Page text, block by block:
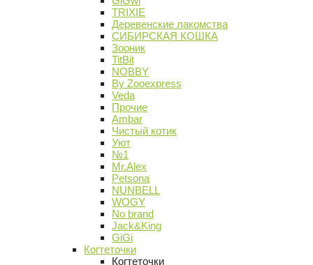
TRIXIE
Деревенские лакомства
СИБИРСКАЯ КОШКА
Зооник
TitBit
NOBBY
By Zooexpress
Veda
Прочие
Ambar
Чистый котик
Уют
№1
Mr.Alex
Petsona
NUNBELL
WOGY
No brand
Jack&King
GiGi
Когтеточки
Когтеточки